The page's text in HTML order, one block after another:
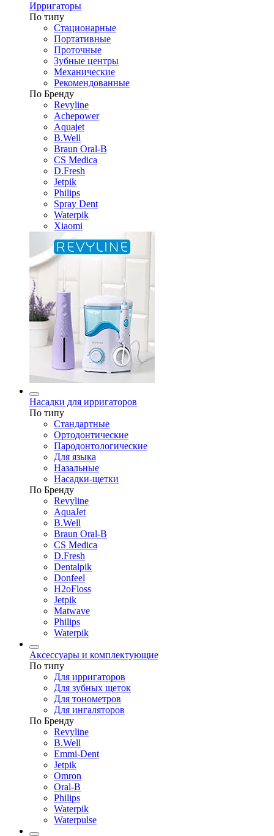
Ирригаторы
По типу
Стационарные
Портативные
Проточные
Зубные центры
Механические
Рекомендованные
По Бренду
Revyline
Achepower
Aquajet
B.Well
Braun Oral-B
CS Medica
D.Fresh
Jetpik
Philips
Spray Dent
Waterpik
Xiaomi
Насадки для ирригаторов
По типу
Стандартные
Ортодонтические
Пародонтологические
Для языка
Назальные
Насадки-щетки
По Бренду
Revyline
AquaJet
B.Well
Braun Oral-B
CS Medica
D.Fresh
Dentalpik
Donfeel
H2oFloss
Jetpik
Matwave
Philips
Waterpik
Аксессуары и комплектующие
По типу
Для ирригаторов
Для зубных щеток
Для тонометров
Для ингаляторов
По Бренду
Revyline
B.Well
Emmi-Dent
Jetpik
Omron
Oral-B
Philips
Waterpik
Waterpulse